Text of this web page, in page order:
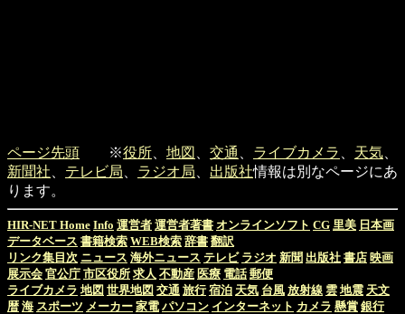
ページ先頭 ※役所 地図 交通 ライブカメラ 天気
新聞社
テレビ局 ラジオ局 出版社情報は別なページにあ
ります。
HIR-NET Home Info 運営者 運営者著書 オンラインソフト CG 里美 日本画
データベース 書籍検索 WEB検索 辞書 翻訳
リンク集目次 ニュース 海外ニュース テレビ ラジオ 新聞 出版社 書店 映画
展示会 官公庁 市区役所 求人 不動産 医療 電話 郵便
ライブカメラ 地図 世界地図 交通 旅行 宿泊 天気 台風 放射線 雲 地震 天文
暦 海 スポーツ メーカー 家電 パソコン インターネット カメラ 懸賞 銀行